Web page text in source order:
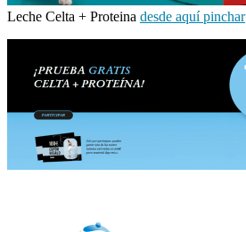
Leche Celta + Proteina desde aquí pinchar